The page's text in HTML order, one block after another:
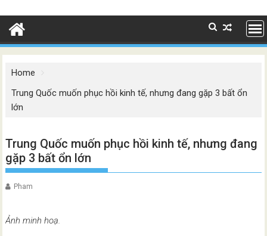
Home
Trung Quốc muốn phục hồi kinh tế, nhưng đang gặp 3 bất ổn
lớn
Trung Quốc muốn phục hồi kinh tế, nhưng đang
gặp 3 bất ổn lớn
Pham
Ảnh minh hoạ.